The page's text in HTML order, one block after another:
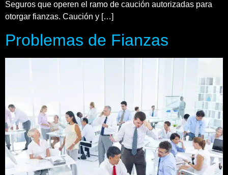
Seguros que operen el ramo de caución autorizadas para
otorgar fianzas. Caución y […]
Problemas de Fianzas